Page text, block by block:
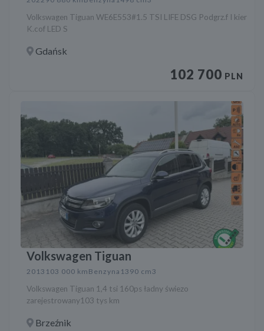
Volkswagen Tiguan WE6E553#1.5 TSI LIFE DSG Podgrz.f I kier
K.cof LED S
Gdańsk
102 700 PLN
Volkswagen Tiguan
2013 103 000 km Benzyna 1390 cm3
Volkswagen Tiguan 1,4 tsi 160ps ładny świezo
zarejestrowany103 tys km
Brzeźnik